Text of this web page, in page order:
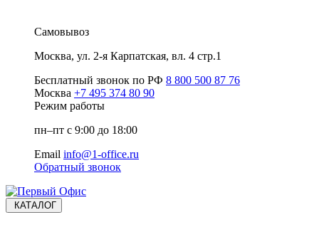
Самовывоз
Москва, ул. 2-я Карпатская, вл. 4 стр.1
Бесплатный звонок по РФ 8 800 500 87 76
Москва +7 495 374 80 90
Режим работы
пн–пт с 9:00 до 18:00
Email info@1-office.ru
Обратный звонок
КАТАЛОГ